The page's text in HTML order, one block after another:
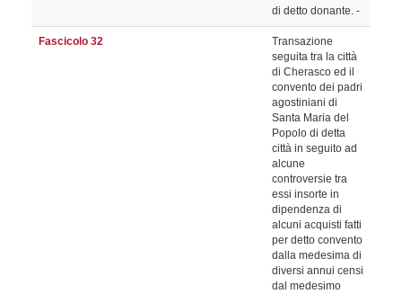
di detto donante. -
Fascicolo 32
Transazione
seguita tra la città
di Cherasco ed il
convento dei padri
agostiniani di
Santa Maria del
Popolo di detta
città in seguito ad
alcune
controversie tra
essi insorte in
dipendenza di
alcuni acquisti fatti
per detto convento
dalla medesima di
diversi annui censi
dal medesimo